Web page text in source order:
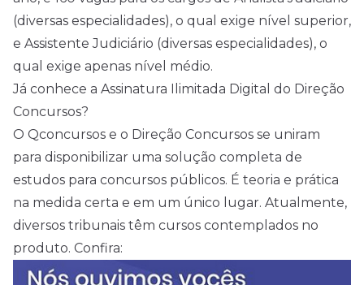
(diversas especialidades), o qual exige nível superior,
e Assistente Judiciário (diversas especialidades), o
qual exige apenas nível médio.
Já conhece a Assinatura Ilimitada Digital do Direção
Concursos?
O Qconcursos e o Direção Concursos se uniram
para disponibilizar uma solução completa de
estudos para concursos públicos. É teoria e prática
na medida certa e em um único lugar. Atualmente,
diversos tribunais têm cursos contemplados no
produto. Confira: